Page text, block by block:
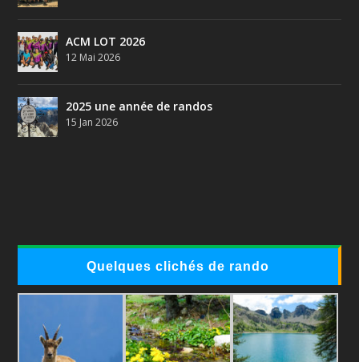
ACM LOT 2026
12 Mai 2026
2025 une année de randos
15 Jan 2026
Quelques clichés de rando